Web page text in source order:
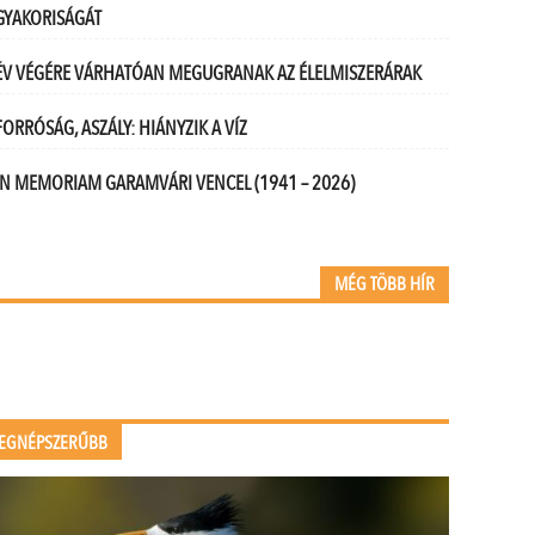
VÉGÉRE VÁRHATÓAN MEGUGRANAK AZ ÉLELMISZERÁRAK
ASZÁLY: HIÁNYZIK A VÍZ
MEMORIAM GARAMVÁRI VENCEL (1941 – 2026)
MÉG TÖBB HÍR